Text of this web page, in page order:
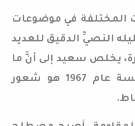
المختلفة في موضوعات
النصيِّ الدقيق للعديد
يخلص سعيد إلى أنَّ ما
يميِّز كتابات ما بعد نكسة عام 1967 هو شعور